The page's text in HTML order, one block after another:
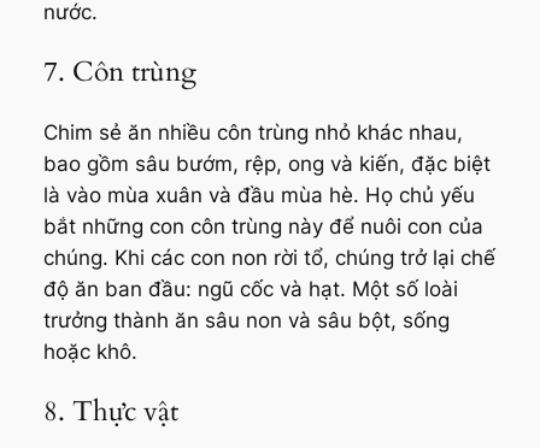
nước.
7. Côn trùng
Chim sẻ ăn nhiều côn trùng nhỏ khác nhau,
bao gồm sâu bướm, rệp, ong và kiến, đặc biệt
là vào mùa xuân và đầu mùa hè. Họ chủ yếu
bắt những con côn trùng này để nuôi con của
chúng. Khi các con non rời tổ, chúng trở lại chế
độ ăn ban đầu: ngũ cốc và hạt. Một số loài
trưởng thành ăn sâu non và sâu bột, sống
hoặc khô.
8. Thực vật